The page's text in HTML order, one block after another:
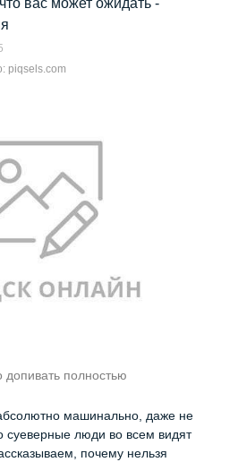
вас может ожидать -
piqsels.com
допивать полностью
машинально, даже не
суеверные люди во всем видят
почему нельзя